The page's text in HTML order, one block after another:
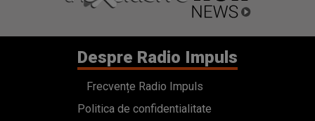
Despre Radio Impuls
Frecvențe Radio Impuls
Politica de confidentialitate